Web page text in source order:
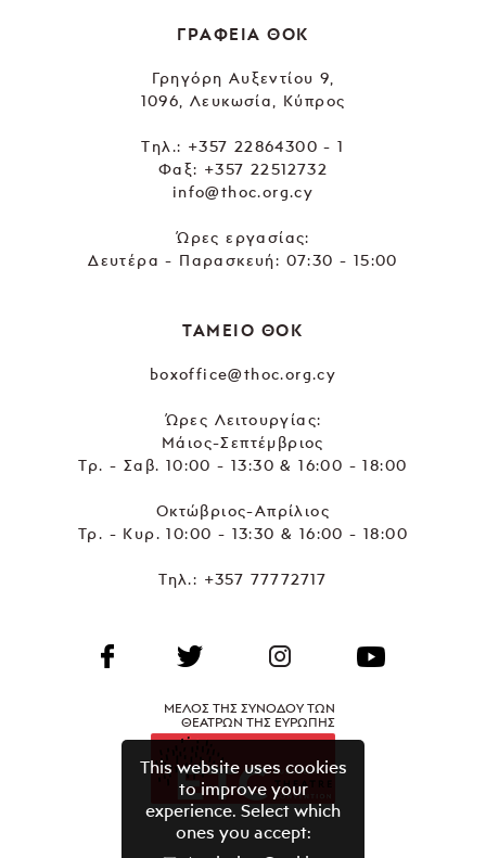
ΓΡΑΦΕΙΑ ΘΟΚ
Γρηγόρη Αυξεντίου 9,
1096, Λευκωσία, Κύπρος
Tηλ.: +357 22864300 - 1
Φαξ: +357 22512732
info@thoc.org.cy
Ώρες εργασίας:
Δευτέρα - Παρασκευή: 07:30 - 15:00
ΤΑΜΕΙΟ ΘΟΚ
boxoffice@thoc.org.cy
Ώρες Λειτουργίας:
Μάιος-Σεπτέμβριος
Τρ. - Σαβ. 10:00 - 13:30 & 16:00 - 18:00
Οκτώβριος-Απρίλιος
Τρ. - Κυρ. 10:00 - 13:30 & 16:00 - 18:00
Τηλ.: +357 77772717
ΜΕΛΟΣ ΤΗΣ ΣΥΝΟΔΟΥ ΤΩΝ
ΘΕΑΤΡΩΝ ΤΗΣ ΕΥΡΩΠΗΣ
This website uses cookies
to improve your
experience. Select which
ones you accept: